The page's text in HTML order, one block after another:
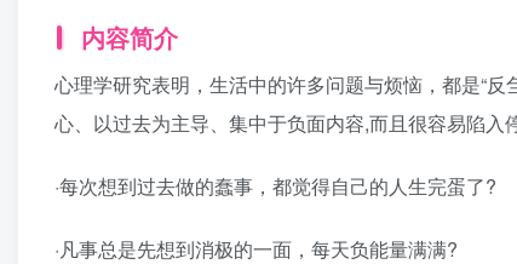
内容简介
心理学研究表明，生活中的许多问题与烦恼，都是“
心、以过去为主导、集中于负面内容,而且很容易陷入
·每次想到过去做的蠢事，都觉得自己的人生完蛋了?
·凡事总是先想到消极的一面，每天负能量满满?